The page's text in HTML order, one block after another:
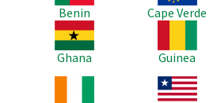
Benin
Cape Verde
Imagem
Ghana
Guinea
Imagem